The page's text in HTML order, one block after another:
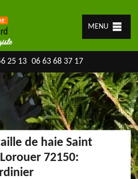
MENU
25 13 06 63 68 37 17
de haie Saint
72150: